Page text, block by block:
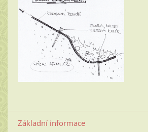
Základní informace